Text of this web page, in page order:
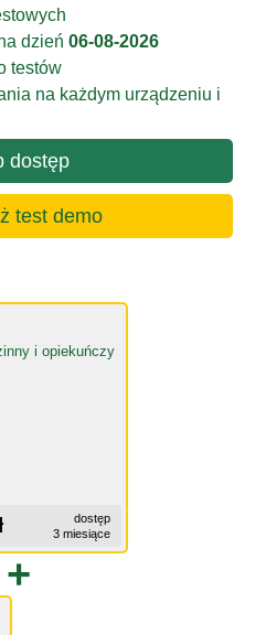
dzień 06-08-2026
testów
na każdym urządzeniu i
dostęp
test demo
i opiekuńczy
dostęp
3 miesiące
+